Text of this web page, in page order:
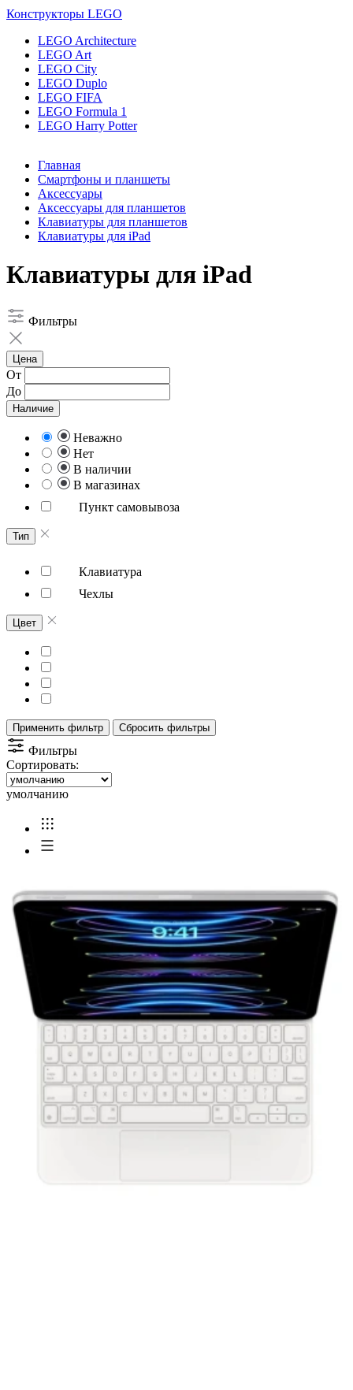
Конструкторы LEGO
LEGO Architecture
LEGO Art
LEGO City
LEGO Duplo
LEGO FIFA
LEGO Formula 1
LEGO Harry Potter
Главная
Смартфоны и планшеты
Аксессуары
Аксессуары для планшетов
Клавиатуры для планшетов
Клавиатуры для iPad
Клавиатуры для iPad
Фильтры
Цена
От
До
Наличие
Неважно
Нет
В наличии
В магазинах
Пункт самовывоза
Тип
Клавиатура
Чехлы
Цвет
Применить фильтр Сбросить фильтры
Фильтры
Сортировать:
умолчанию